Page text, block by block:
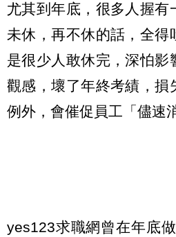
尤其到年底，很多人握有
未休，再不休的話，全得
是很少人敢休完，深怕影
觀感，壞了年終考績，損
例外，會催促員工「儘速
yes123求職網曾在年底